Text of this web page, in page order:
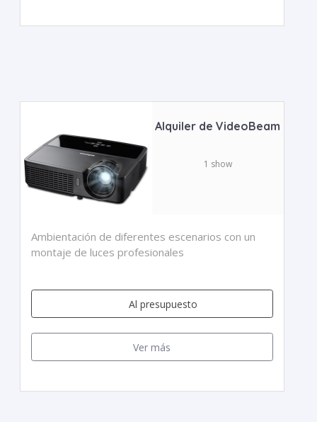
Alquiler de VideoBeam
1 show
Ambientación de diferentes escenarios con un
montaje de luces profesionales
Al presupuesto
Ver más